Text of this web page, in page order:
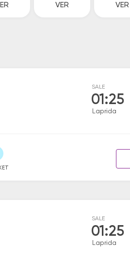
VER VER
SALE
01:25
Laprida
SALE
01:25
Laprida